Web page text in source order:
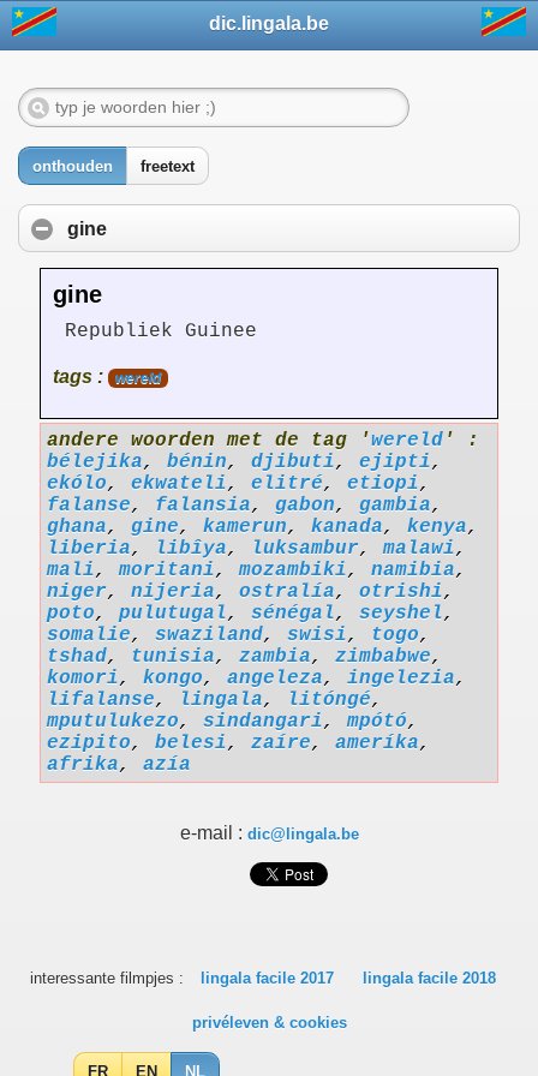
dic.lingala.be
onthouden freetext
gine
gine
Republiek Guinee
tags : wereld
andere woorden met de tag 'wereld ' :
bélejika, bénin, djibuti, ejipti,
ekólo, ekwateli, elitré, etiopi,
falanse, falansia, gabon, gambia,
ghana, gine, kamerun, kanada, kenya,
liberia, libîya, luksambur,malawi,
mali,moritani,mozambiki, namibia,
niger, nijeria, ostralía, otrishi,
poto, pulutugal, sénégal, seyshel,
somalie, swaziland, swisi, togo,
tshad, tunisia, zambia, zimbabwe,
komori, kongo, angeleza, ingelezia,
lifalanse, lingala, litóngé,
mputulukezo, sindangari,mpótó,
ezipito, belesi, zaíre, ameríka,
afrika, azía
e-mail : dic@lingala.be
interessante filmpjes : lingala facile 2017 lingala facile 2018
privéleven & cookies